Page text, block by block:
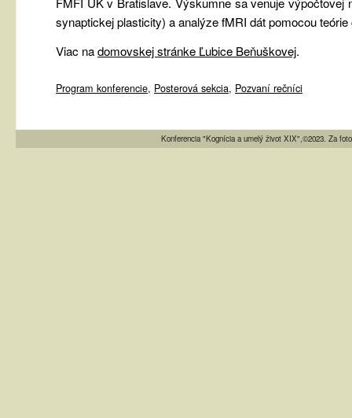
synaptickej plasticity) a analýze fMRI dát pomocou teórie
Viac nadomovskej stránke Ľubice Beňuškovej.
Program konferencie, Posterová sekcia, Pozvaní rečníci
Konferencia "Kognícia a umelý život XIX",©2023. Za